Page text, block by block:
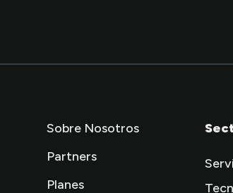
Sobre Nosotros
Partners
Planes